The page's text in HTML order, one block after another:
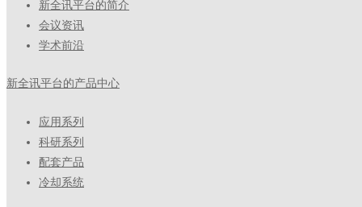
新全讯平台的简介
会议资讯
学术前沿
新全讯平台的产品中心
应用系列
科研系列
配套产品
冷却系统